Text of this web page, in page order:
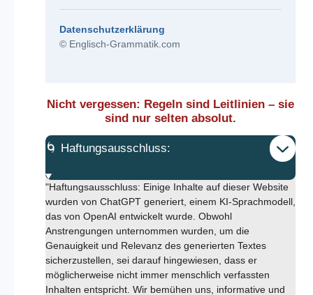
Datenschutzerklärung
© Englisch-Grammatik.com
Nicht vergessen: Regeln sind Leitlinien – sie
sind nur selten absolut.
🌀 Haftungsausschluss:
"Haftungsausschluss: Einige Inhalte auf dieser Website
wurden von ChatGPT generiert, einem KI-Sprachmodell,
das von OpenAI entwickelt wurde. Obwohl
Anstrengungen unternommen wurden, um die
Genauigkeit und Relevanz des generierten Textes
sicherzustellen, sei darauf hingewiesen, dass er
möglicherweise nicht immer menschlich verfassten
Inhalten entspricht. Wir bemühen uns, informative und